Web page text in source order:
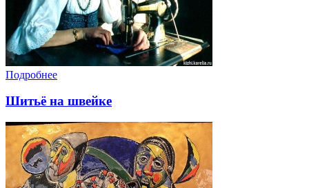
Подробнее
Шитьё на швейке